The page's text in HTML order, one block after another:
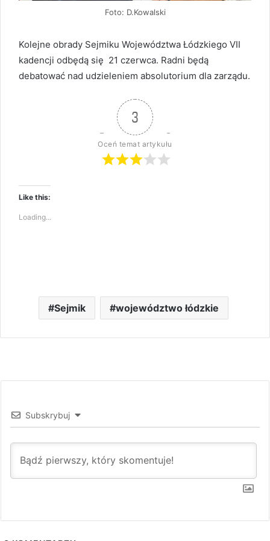
Foto: D.Kowalski
Kolejne obrady Sejmiku Województwa Łódzkiego VII
kadencji odbędą się 21 czerwca. Radni będą
debatować nad udzieleniem absolutorium dla zarządu.
3
Oceń temat artykułu
Like this:
Loading...
Sejmik województwo łódzkie
Subskrybuj